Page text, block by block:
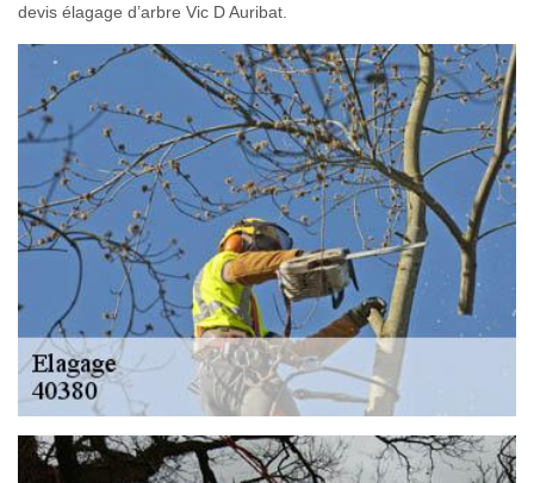
devis élagage d’arbre Vic D Auribat.